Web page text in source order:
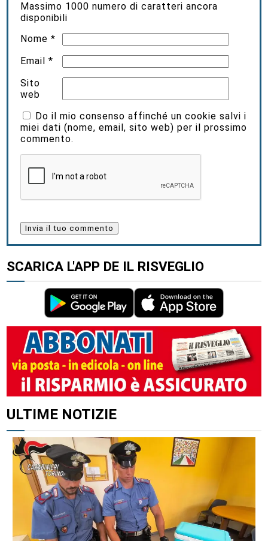
Massimo 1000 numero di caratteri ancora
disponibili
Nome*
Email*
Sito
web
Do il mio consenso affinché un cookie salvi i
miei dati (nome, email, sito web) per il prossimo
commento.
SCARICA L'APP DE IL RISVEGLIO
ALTRI ARTICOLI DI QUESTO AUTORE